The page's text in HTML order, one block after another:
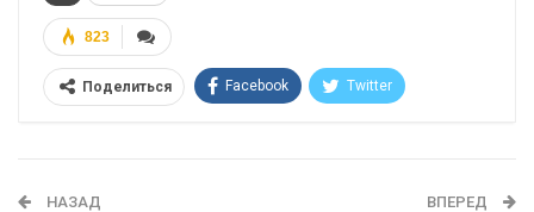
823
Поделиться Facebook Twitter
НАЗАД ВПЕРЕД